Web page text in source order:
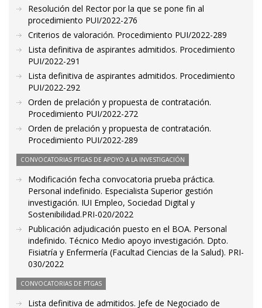
Resolución del Rector por la que se pone fin al
procedimiento PUI/2022-276
Criterios de valoración. Procedimiento PUI/2022-289
Lista definitiva de aspirantes admitidos. Procedimiento
PUI/2022-291
Lista definitiva de aspirantes admitidos. Procedimiento
PUI/2022-292
Orden de prelación y propuesta de contratación.
Procedimiento PUI/2022-272
Orden de prelación y propuesta de contratación.
Procedimiento PUI/2022-289
CONVOCATORIAS PTGAS DE APOYO A LA INVESTIGACIÓN
Modificación fecha convocatoria prueba práctica.
Personal indefinido. Especialista Superior gestión
investigación. IUI Empleo, Sociedad Digital y
Sostenibilidad.PRI-020/2022
Publicación adjudicación puesto en el BOA. Personal
indefinido. Técnico Medio apoyo investigación. Dpto.
Fisiatría y Enfermería (Facultad Ciencias de la Salud). PRI-
030/2022
CONVOCATORIAS DE PTGAS
Lista definitiva de admitidos. Jefe de Negociado de